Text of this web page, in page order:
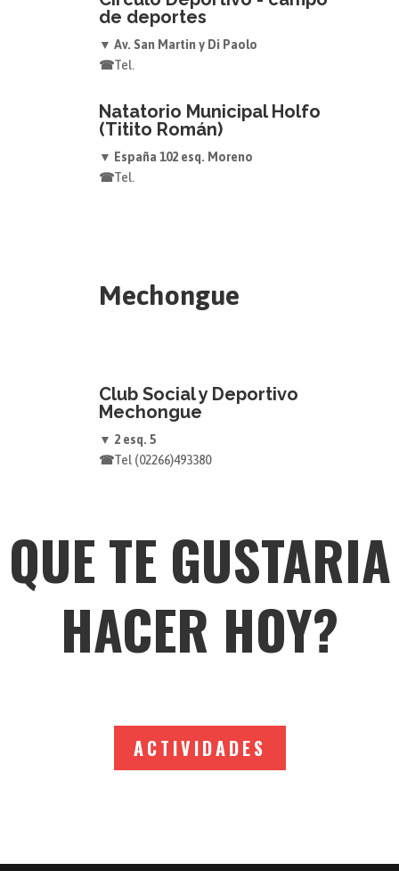
de deportes
▼ Av. San Martin y Di Paolo
☎Tel.
Natatorio Municipal Holfo
(Titito Román)
▼ España 102 esq. Moreno
☎Tel.
Mechongue
Club Social y Deportivo
Mechongue
▼ 2 esq. 5
☎Tel (02266)493380
QUE TE GUSTARIA
HACER HOY?
ACTIVIDADES